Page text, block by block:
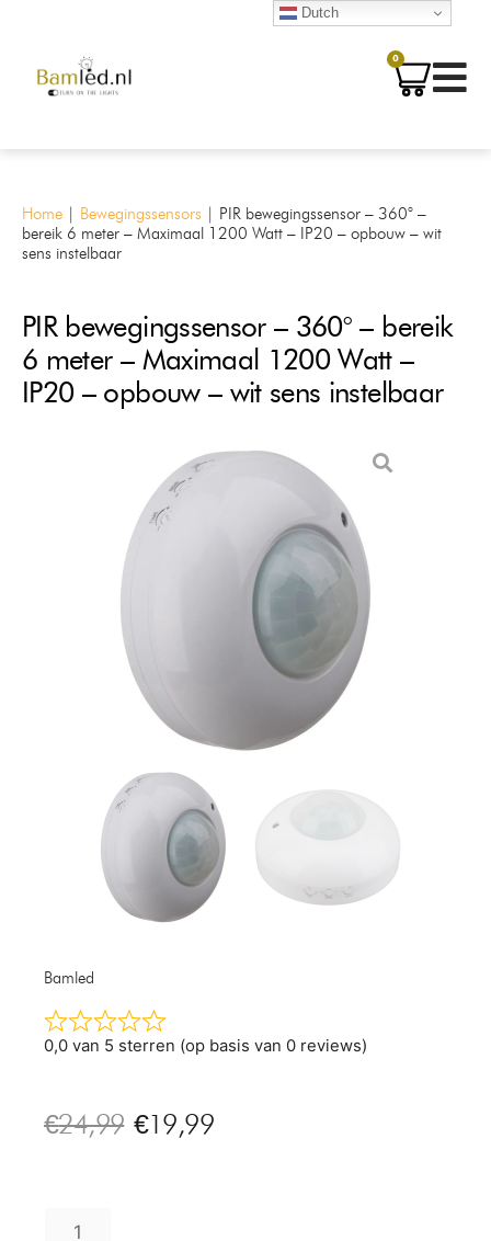
0
Home | Bewegingssensors | PIR bewegingssensor – 360° –
bereik 6 meter – Maximaal 1200 Watt – IP20 – opbouw – wit
sens instelbaar
PIR bewegingssensor – 360° – bereik
6 meter – Maximaal 1200 Watt –
IP20 – opbouw – wit sens instelbaar
Bamled
0,0 van 5 sterren (op basis van 0 reviews)
€24,99 €19,99
Dutch